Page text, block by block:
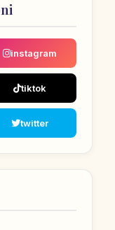
instagram
tiktok
twitter